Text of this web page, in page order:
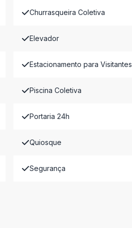
Churrasqueira Coletiva
Elevador
Estacionamento para Visitantes
Piscina Coletiva
Portaria 24h
Quiosque
Segurança